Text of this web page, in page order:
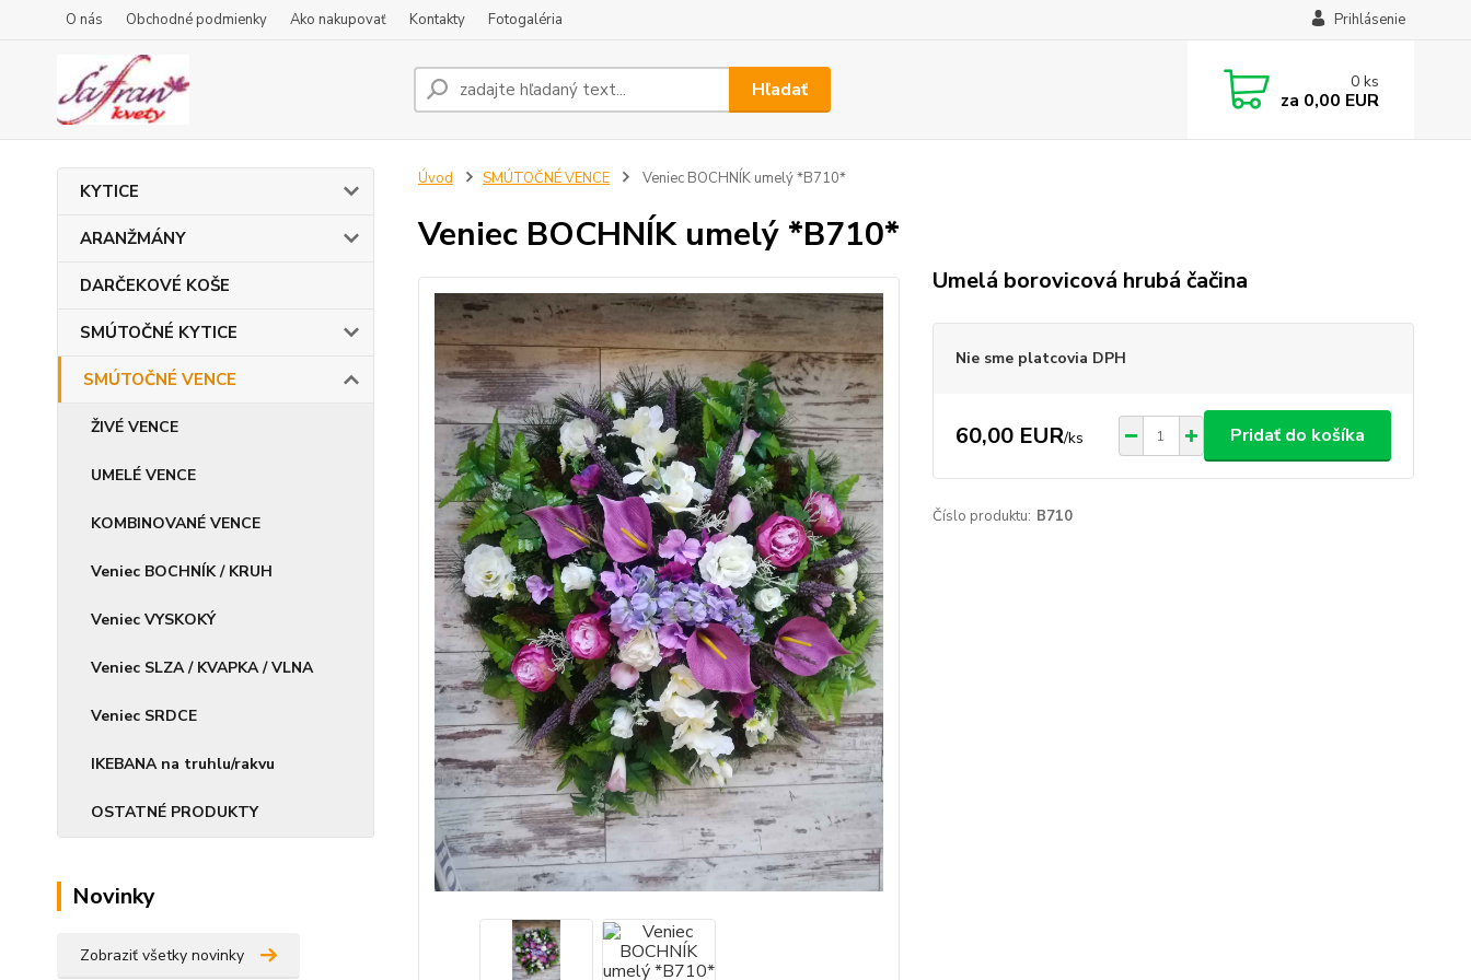
O nás Obchodné podmienky Ako nakupovať Kontakty Fotogaléria Prihlásenie
Hľadať 0 ks
za 0,00 EUR
KYTICE
ARANŽMÁNY
DARČEKOVÉ KOŠE
SMÚTOČNÉ KYTICE
SMÚTOČNÉ VENCE
ŽIVÉ VENCE
UMELÉ VENCE
KOMBINOVANÉ VENCE
Veniec BOCHNÍK / KRUH
Veniec VYSKOKÝ
Veniec SLZA / KVAPKA / VLNA
Veniec SRDCE
IKEBANA na truhlu/rakvu
OSTATNÉ PRODUKTY
Novinky
Zobraziť všetky novinky
Úvod SMÚTOČNÉ VENCE Veniec BOCHNÍK umelý *B710*
Veniec BOCHNÍK umelý *B710*
Umelá borovicová hrubá čačina
Nie sme platcovia DPH
60,00 EUR/ks Pridať do košíka
Číslo produktu: B710